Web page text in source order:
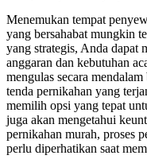
Menemukan tempat
yang bersahabat mungkin
yang strategis, Anda dapat
anggaran dan kebutuhan
mengulas secara
tenda pernikahan yang
memilih opsi yang tepat
juga akan mengetahui
pernikahan murah, proses
perlu diperhatikan saat